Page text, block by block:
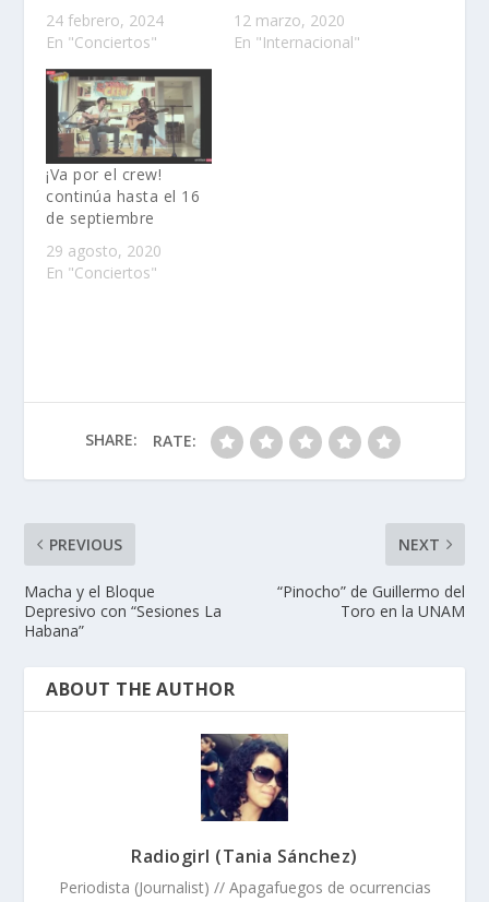
24 febrero, 2024
En "Conciertos"
12 marzo, 2020
En "Internacional"
¡Va por el crew!
continúa hasta el 16
de septiembre
29 agosto, 2020
En "Conciertos"
SHARE: RATE:
PREVIOUS
Macha y el Bloque
Depresivo con “Sesiones La
Habana”
NEXT
“Pinocho” de Guillermo del
Toro en la UNAM
ABOUT THE AUTHOR
Radiogirl (Tania Sánchez)
Periodista (Journalist) // Apagafuegos de ocurrencias